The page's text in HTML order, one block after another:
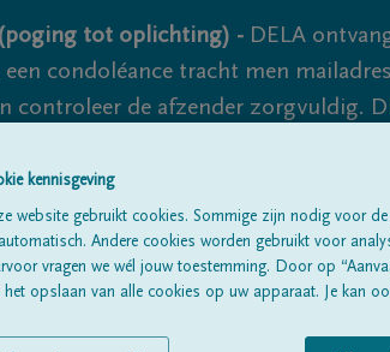
tot oplichting) - DELA
condoléance tracht men
controleer de afzender zorgvuldig.
nooit volledig uit te sluiten, dus
Alle
kennisgeving
website gebruikt cookies. Sommige zijn nodig voor
Andere cookies worden gebruikt voor
vragen we wél jouw toestemming. Door op
het opslaan van alle cookies op uw apparaat. Je kan